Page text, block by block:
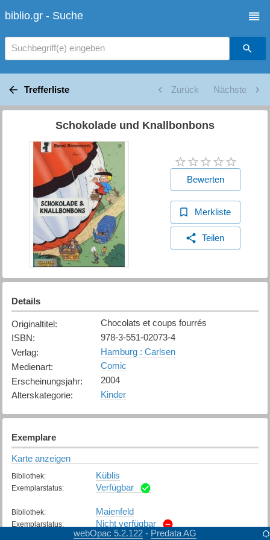
biblio.gr - Suche
Suchbegriff(e) eingeben
Trefferliste Zurück Nächste
Schokolade und Knallbonbons
Bewerten
Merkliste
Teilen
Details
Originaltitel:
Chocolats et coups fourrés
ISBN:
978-3-551-02073-4
Verlag:
Hamburg : Carlsen
Medienart:
Comic
Erscheinungsjahr:
2004
Alterskategorie: Kinder
Exemplare
Karte anzeigen
Bibliothek: Küblis
Exemplarstatus: Verfügbar
Bibliothek: Maienfeld
Exemplarstatus:
Nicht verfügbar
webOpac 5.2.122 - Predata AG